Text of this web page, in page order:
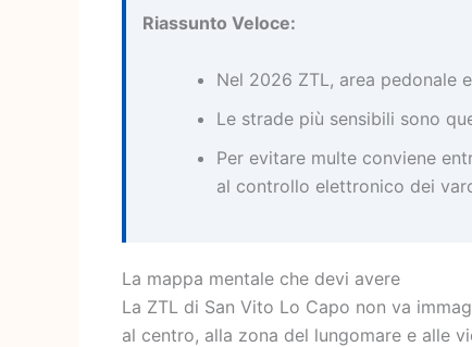
Riassunto Veloce:
Nel 2026 ZTL, area pedonale
Le strade più sensibili sono
Per evitare multe conviene
al controllo elettronico dei
La mappa mentale che devi avere
La ZTL di San Vito Lo Capo non va
al centro, alla zona del lungomare e alle